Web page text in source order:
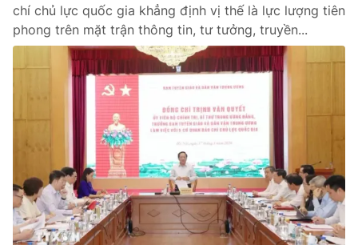
chí chủ lực quốc gia khẳng định vị thế là lực lượng tiên
phong trên mặt trận thông tin, tư tưởng, truyền...